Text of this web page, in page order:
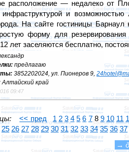
расположение — недалеко от
инфраструктурой и
На сайте гостиницы Барнаул
форму для резервирования
лет заселяются бесплатно,
предлагаю
3852202024, ул. Пионеров 9,
Алтайский край
09:47
<< пред 1 2 3 4 5 6 78 9 10 11
25 26 27 28 29 30 31 32 33 34 35 36 37
→